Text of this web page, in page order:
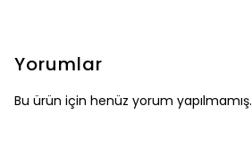
Yorumlar
Bu ürün için henüz yorum yapılmamış.